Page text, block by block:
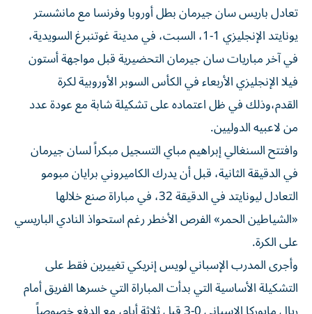
تعادل باريس سان جيرمان بطل أوروبا وفرنسا مع مانشستر
يونايتد الإنجليزي 1-1، السبت، في مدينة غوتنبرغ السويدية،
في آخر مباريات سان جيرمان التحضيرية قبل مواجهة أستون
فيلا الإنجليزي الأربعاء في الكأس السوبر الأوروبية لكرة
القدم،وذلك في ظل اعتماده على تشكيلة شابة مع عودة عدد
من لاعبيه الدوليين.
وافتتح السنغالي إبراهيم مباي التسجيل مبكراً لسان جيرمان
في الدقيقة الثانية، قبل أن يدرك الكاميروني برايان مبومو
التعادل ليونايتد في الدقيقة 32، في مباراة صنع خلالها
«الشياطين الحمر» الفرص الأخطر رغم استحواذ النادي الباريسي
على الكرة.
وأجرى المدرب الإسباني لويس إنريكي تغييرين فقط على
التشكيلة الأساسية التي بدأت المباراة التي خسرها الفريق أمام